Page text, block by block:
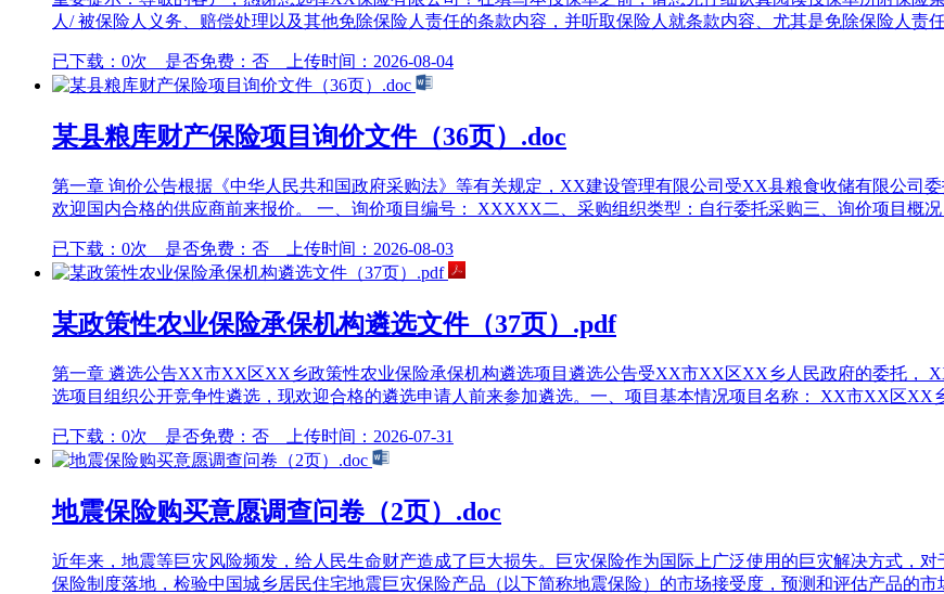
人/ 被保险人义务、赔偿处理以及其他免除保险人责任的条款内容，并听取保险人就条款内容、尤其是免除保险人责
已下载：0次 是否免费：否 上传时间：2026-08-04
某县粮库财产保险项目询价文件（36页）.doc
第一章 询价公告根据《中华人民共和国政府采购法》等有关规定，XX建设管理有限公司受XX县粮食收储有限公司
欢迎国内合格的供应商前来报价。 一、询价项目编号： XXXXX二、采购组织类型：自行委托采购三、询价项目概
已下载：0次 是否免费：否 上传时间：2026-08-03
某政策性农业保险承保机构遴选文件（37页）.pdf
第一章 遴选公告XX市XX区XX乡政策性农业保险承保机构遴选项目遴选公告受XX市XX区XX乡人民政府的委托，
选项目组织公开竞争性遴选，现欢迎合格的遴选申请人前来参加遴选。一、项目基本情况项目名称： XX市XX区XX
已下载：0次 是否免费：否 上传时间：2026-07-31
地震保险购买意愿调查问卷（2页）.doc
近年来，地震等巨灾风险频发，给人民生命财产造成了巨大损失。巨灾保险作为国际上广泛使用的巨灾解决方式，
保险制度落地，检验中国城乡居民住宅地震巨灾保险产品（以下简称地震保险）的市场接受度，预测和评估产品的